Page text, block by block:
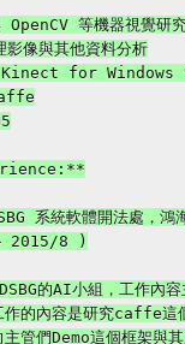
等機器視覺研究
像與其他資料分析
for Windows
系統軟體開法處，鴻
2015/8 )
的AI小組，工作內
作的內容是研究caffe這
管們Demo這個框架與